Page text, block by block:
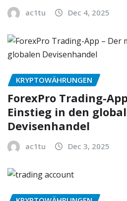
ac1tu Dec 4, 2025
KRYPTOWÄHRUNGEN
ForexPro Trading-
Einstieg in den
Devisenhandel
ac1tu Dec 3, 2025